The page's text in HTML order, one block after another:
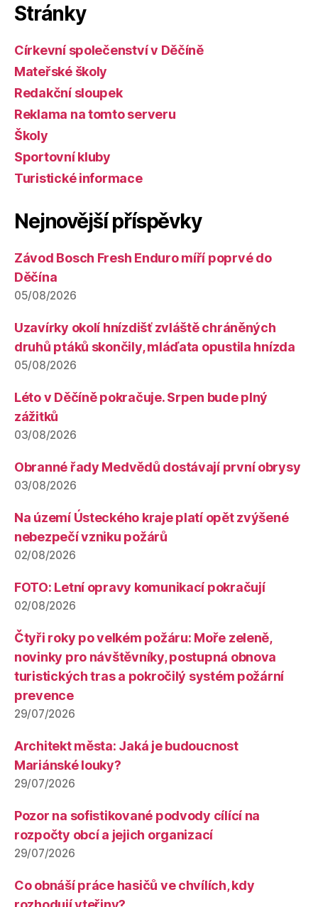
Stránky
Církevní společenství v Děčíně
Mateřské školy
Redakční sloupek
Reklama na tomto serveru
Školy
Sportovní kluby
Turistické informace
Nejnovější příspěvky
Závod Bosch Fresh Enduro míří poprvé do
Děčína
05/08/2026
Uzavírky okolí hnízdišť zvláště chráněných
druhů ptáků skončily, mláďata opustila hnízda
05/08/2026
Léto v Děčíně pokračuje. Srpen bude plný
zážitků
03/08/2026
Obranné řady Medvědů dostávají první obrysy
03/08/2026
Na území Ústeckého kraje platí opět zvýšené
nebezpečí vzniku požárů
02/08/2026
FOTO: Letní opravy komunikací pokračují
02/08/2026
Čtyři roky po velkém požáru: Moře zeleně,
novinky pro návštěvníky, postupná obnova
turistických tras a pokročilý systém požární
prevence
29/07/2026
Architekt města: Jaká je budoucnost
Mariánské louky?
29/07/2026
Pozor na sofistikované podvody cílící na
rozpočty obcí a jejich organizací
29/07/2026
Co obnáší práce hasičů ve chvílích, kdy